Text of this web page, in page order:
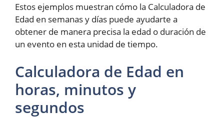
Estos ejemplos muestran cómo la Calculadora de
Edad en semanas y días puede ayudarte a
obtener de manera precisa la edad o duración de
un evento en esta unidad de tiempo.
Calculadora de Edad en
horas, minutos y
segundos